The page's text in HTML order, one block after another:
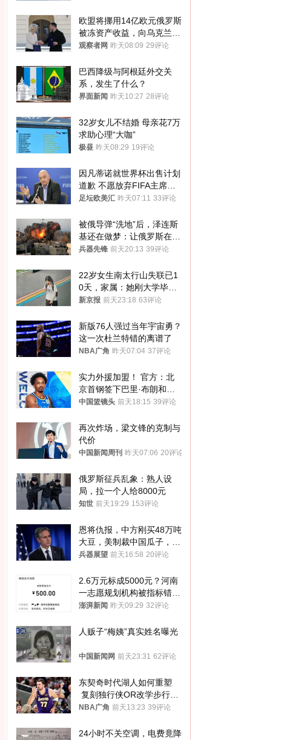
欧盟将挪用14亿欧元俄罗斯
被冻资产收益，向乌克兰提
供援助
观察者网 昨天08:09 29评论
巴西降级与阿根廷外交关
系，发生了什么？
界面新闻 昨天10:27 28评论
32岁女儿不结婚 母亲花7万
求助心理“大咖”
极昼 昨天08:29 19评论
因凡蒂诺就世界杯出售计划
道歉 不愿放弃FIFA主席职
位
足坛欧美汇 昨天07:11 33评论
被俄导弹“洗地”后，泽连斯
基还在做梦：让俄罗斯在冬
季前求和？
兵器先锋 前天20:13 39评论
22岁女生南太行山失联已1
0天，家属：她刚大学毕业
想到山里旅行
新京报 前天23:18 63评论
新版76人强过当年宇宙勇？
这一次杜兰特错的离谱了
NBA广角 昨天07:04 37评论
实力外援加盟！ 官方：北
京首钢签下巴里·布朗和桑
普森
中国篮镜头 前天18:15 39评论
再次炸场，梁文锋的克制与
代价
中国新闻周刊 昨天07:06 20评论
俄罗斯征兵乱象：熟人设
局，拉一个人给8000元
知世 前天19:29 153评论
恩将仇报，中方刚买48万吨
大豆，美制裁中国瓜子，布
林肯措辞变了
兵器展望 前天16:58 20评论
2.6万元标成5000元？河南
一志愿规划机构被指标错学
费致考生复读
澎湃新闻 昨天09:29 32评论
人贩子“梅姨”真实姓名曝光
中国新闻网 前天23:31 62评论
东契奇时代湖人如何重塑
复刻独行侠OR改学步行
者？
NBA广角 前天13:23 39评论
24小时不关空调，电费竟降